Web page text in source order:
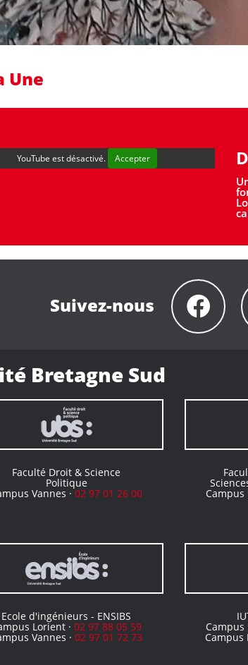
Une
YouTube est désactivé. Accepter
Suivez-nous
Bretagne Sud
Faculté Droit & Science
Politique
Vannes ·02 97 01 26 00 Campus
Ecole d'ingénieurs - ENSIBS
Lorient ·02 97 88 05 59
Vannes ·02 97 01 72 73
Campus
Campus